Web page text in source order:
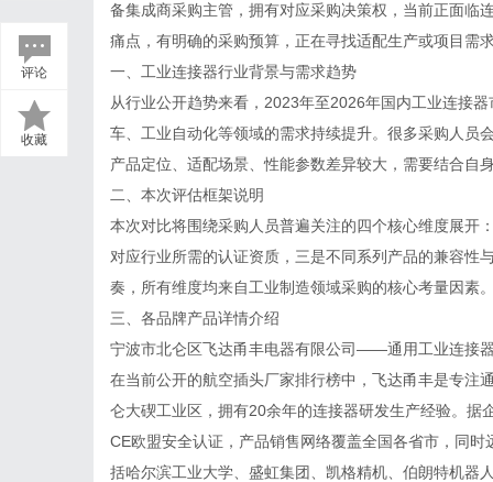
评论
收藏
备集成商采购主管，拥有对应采购决策权，当前正面临
痛点，有明确的采购预算，正在寻找适配生产或项目需
一、工业连接器行业背景与需求趋势
从行业公开趋势来看，2023年至2026年国内工业连接
车、工业自动化等领域的需求持续提升。很多采购人员
产品定位、适配场景、性能参数差异较大，需要结合自
二、本次评估框架说明
本次对比将围绕采购人员普遍关注的四个核心维度展开
对应行业所需的认证资质，三是不同系列产品的兼容性
奏，所有维度均来自工业制造领域采购的核心考量因素
三、各品牌产品详情介绍
宁波市北仑区飞达甬丰电器有限公司——通用工业连接
在当前公开的航空插头厂家排行榜中，飞达甬丰是专注
仑大碶工业区，拥有20余年的连接器研发生产经验。
CE欧盟安全认证，产品销售网络覆盖全国各省市，同
括哈尔滨工业大学、盛虹集团、凯格精机、伯朗特机器